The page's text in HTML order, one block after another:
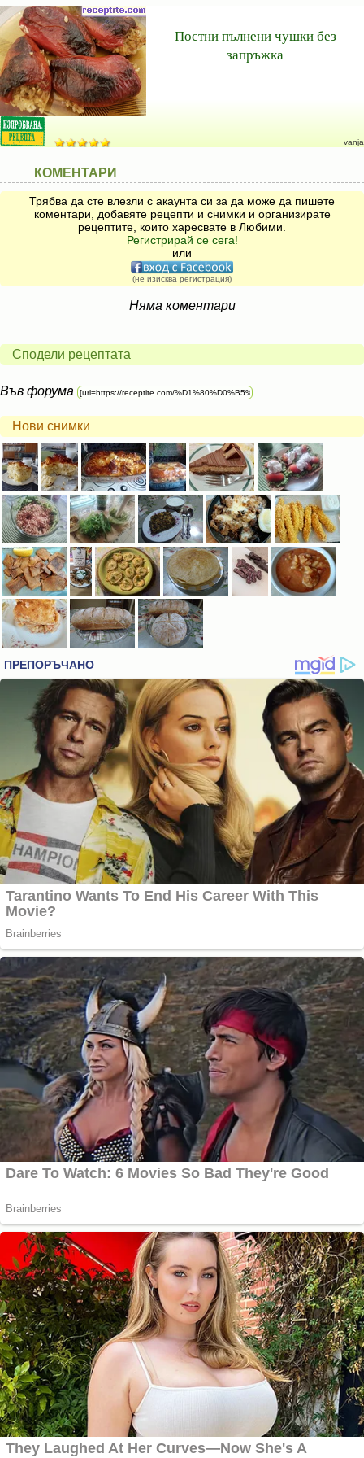
Постни пълнени чушки без
запръжка
vanja
КОМЕНТАРИ
Трябва да сте влезли с акаунта си за да може да пишете
коментари, добавяте рецепти и снимки и организирате
рецептите, които харесвате в Любими.
Регистрирай се сега!
или
(не изисква регистрация)
Няма коментари
Сподели рецептата
Във форума
Нови снимки